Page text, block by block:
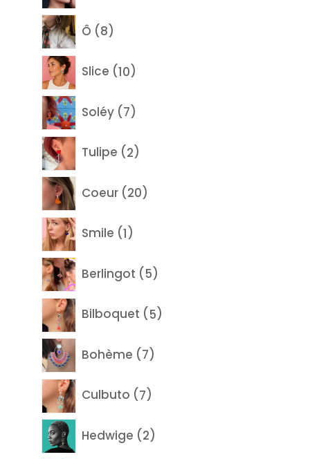
Ô 88
produits
Slice 1010
Soléy 77
produits
Tulipe
22
Coeur 2020
produits
Smile 11
Berlingot
55
produits
Bilboquet
55
Bohème
77
produits
Culbuto
77
Hedwige
22
produits